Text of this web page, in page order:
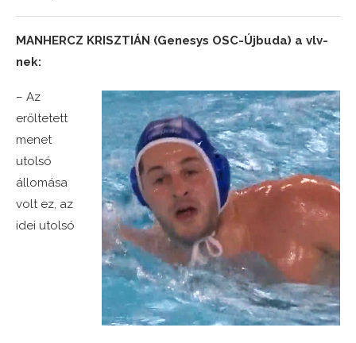
MANHERCZ KRISZTIÁN (Genesys OSC-Újbuda) a vlv-
nek:
– Az
erőltetett
menet
utolsó
állomása
volt ez, az
idei utolsó